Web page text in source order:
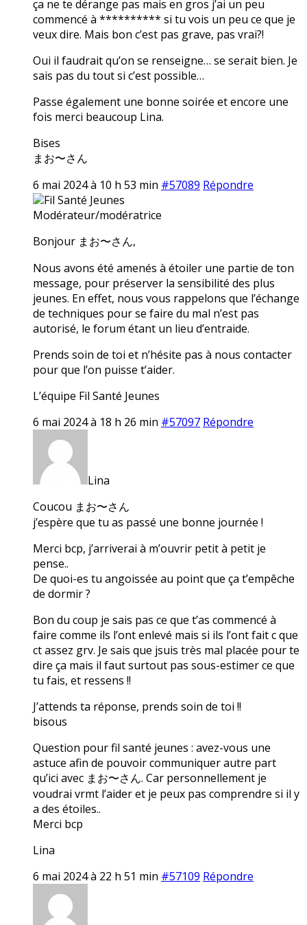
ça ne te dérange pas mais en gros j’ai un peu
commencé à ********** si tu vois un peu ce que je
veux dire. Mais bon c’est pas grave, pas vrai?!
Oui il faudrait qu’on se renseigne… se serait bien. Je
sais pas du tout si c’est possible…
Passe également une bonne soirée et encore une
fois merci beaucoup Lina.
Bises
まお〜さん
6 mai 2024 à 10 h 53 min #57089 Répondre
Fil Santé Jeunes
Modérateur/modératrice
Bonjour まお〜さん,
Nous avons été amenés à étoiler une partie de ton
message, pour préserver la sensibilité des plus
jeunes. En effet, nous vous rappelons que l’échange
de techniques pour se faire du mal n’est pas
autorisé, le forum étant un lieu d’entraide.
Prends soin de toi et n’hésite pas à nous contacter
pour que l’on puisse t’aider.
L’équipe Fil Santé Jeunes
6 mai 2024 à 18 h 26 min #57097 Répondre
Lina
Coucou まお〜さん
j’espère que tu as passé une bonne journée !
Merci bcp, j’arriverai à m’ouvrir petit à petit je
pense..
De quoi-es tu angoissée au point que ça t’empêche
de dormir ?
Bon du coup je sais pas ce que t’as commencé à
faire comme ils l’ont enlevé mais si ils l’ont fait c que
ct assez grv. Je sais que jsuis très mal placée pour te
dire ça mais il faut surtout pas sous-estimer ce que
tu fais, et ressens !!
J’attends ta réponse, prends soin de toi !!
bisous
Question pour fil santé jeunes : avez-vous une
astuce afin de pouvoir communiquer autre part
qu’ici avec まお〜さん. Car personnellement je
voudrai vrmt l’aider et je peux pas comprendre si il y
a des étoiles..
Merci bcp
Lina
6 mai 2024 à 22 h 51 min #57109 Répondre